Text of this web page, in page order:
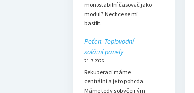
monostabilní časovač jako
modul? Nechce se mi
bastlit.
Peťan: Teplovodní
solární panely
21.7.2026
Rekuperaci máme
centrální a je to pohoda.
Máme tedy s obyčejným